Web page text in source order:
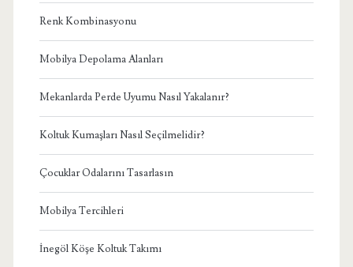
Renk Kombinasyonu
Mobilya Depolama Alanları
Mekanlarda Perde Uyumu Nasıl Yakalanır?
Koltuk Kumaşları Nasıl Seçilmelidir?
Çocuklar Odalarını Tasarlasın
Mobilya Tercihleri
İnegöl Köşe Koltuk Takımı